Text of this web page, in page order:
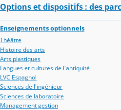
Options et dispositifs : des
Enseignements optionnels
Théâtre
Histoire des arts
Arts plastiques
Langues et cultures de l'antiquité
LVC Espagnol
Sciences de l'ingénieur
Sciences de laboratoire
Management gestion